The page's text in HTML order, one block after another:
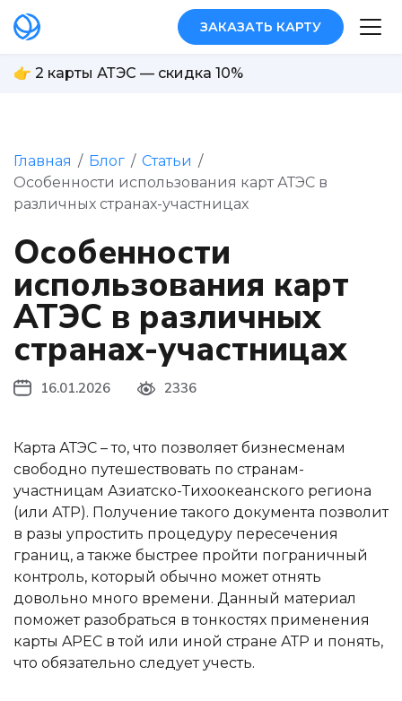
👉 2 карты АТЭС — скидка 10%
ЗАКАЗАТЬ КАРТУ
Главная / Блог / Статьи /
Особенности использования карт АТЭС в
различных странах-участницах
Особенности
использования карт
АТЭС в различных
странах-участницах
16.01.2026 2336
Карта АТЭС – то, что позволяет бизнесменам
свободно путешествовать по странам-
участницам Азиатско-Тихоокеанского региона
(или АТР). Получение такого документа позволит
в разы упростить процедуру пересечения
границ, а также быстрее пройти пограничный
контроль, который обычно может отнять
довольно много времени. Данный материал
поможет разобраться в тонкостях применения
карты APEC в той или иной стране АТР и понять,
что обязательно следует учесть.